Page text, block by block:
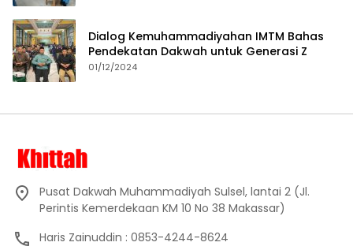
Dialog Kemuhammadiyahan IMTM Bahas
Pendekatan Dakwah untuk Generasi Z
01/12/2024
Pusat Dakwah Muhammadiyah Sulsel, lantai 2 (Jl.
Perintis Kemerdekaan KM 10 No 38 Makassar)
Haris Zainuddin : 0853-4244-8624